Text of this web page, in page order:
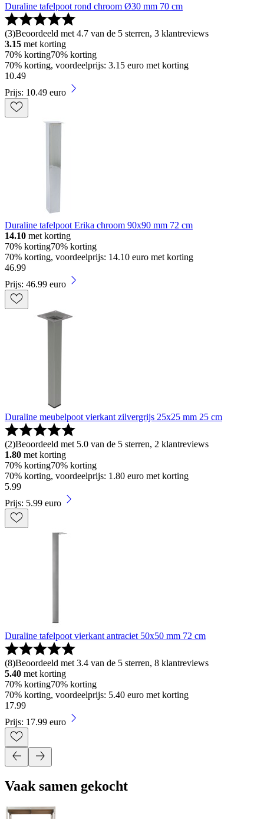
Duraline tafelpoot rond chroom Ø30 mm 70 cm
(3)Beoordeeld met 4.7 van de 5 sterren, 3 klantreviews
3.15 met korting
70% korting70% korting
70% korting, voordeelprijs: 3.15 euro met korting
10.49
Prijs: 10.49 euro
Duraline tafelpoot Erika chroom 90x90 mm 72 cm
14.10 met korting
70% korting70% korting
70% korting, voordeelprijs: 14.10 euro met korting
46.99
Prijs: 46.99 euro
Duraline meubelpoot vierkant zilvergrijs 25x25 mm 25 cm
(2)Beoordeeld met 5.0 van de 5 sterren, 2 klantreviews
1.80 met korting
70% korting70% korting
70% korting, voordeelprijs: 1.80 euro met korting
5.99
Prijs: 5.99 euro
Duraline tafelpoot vierkant antraciet 50x50 mm 72 cm
(8)Beoordeeld met 3.4 van de 5 sterren, 8 klantreviews
5.40 met korting
70% korting70% korting
70% korting, voordeelprijs: 5.40 euro met korting
17.99
Prijs: 17.99 euro
Vaak samen gekocht